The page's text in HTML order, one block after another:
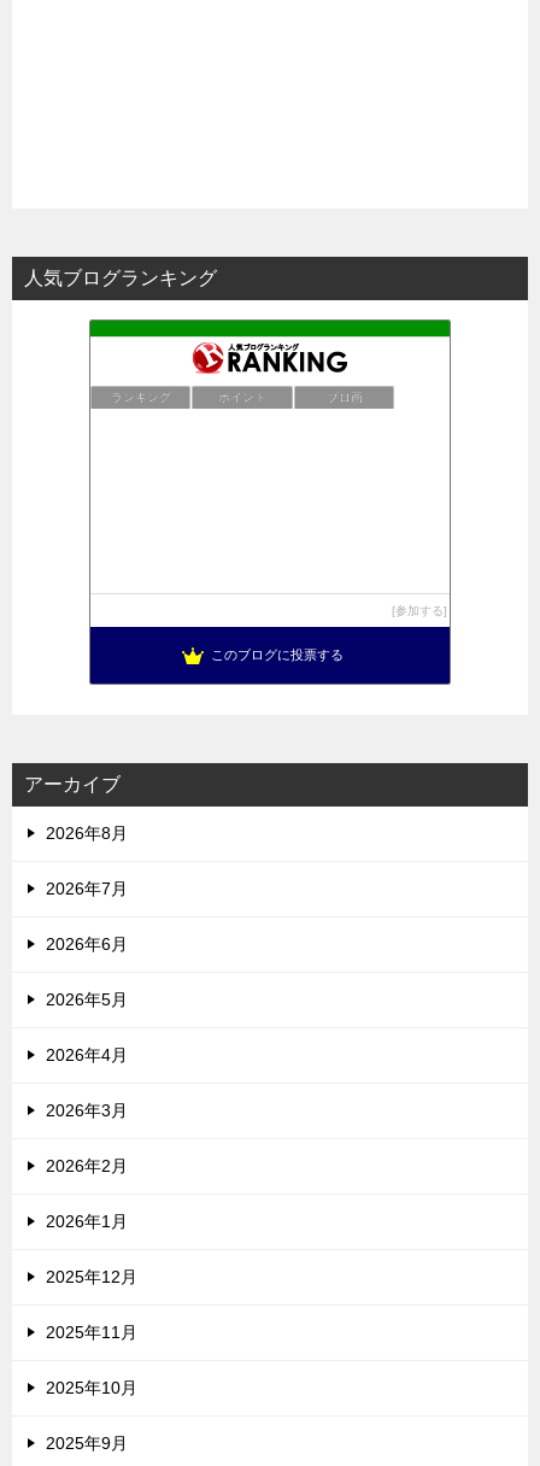
人気ブログランキング
ランキング ポイント ブロ画
参加する
このブログに投票する
アーカイブ
2026年8月
2026年7月
2026年6月
2026年5月
2026年4月
2026年3月
2026年2月
2026年1月
2025年12月
2025年11月
2025年10月
2025年9月